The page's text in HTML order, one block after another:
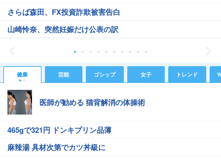
さらば森田、FX投資詐欺被害告白
山崎怜奈、突然妊娠だけ公表の訳
健康 芸能 ゴシップ 女子 トレンド
医師が勧める 猫背解消の体操術
465gで321円 ドンキプリン品薄
麻辣湯 具材次第でカツ丼級に